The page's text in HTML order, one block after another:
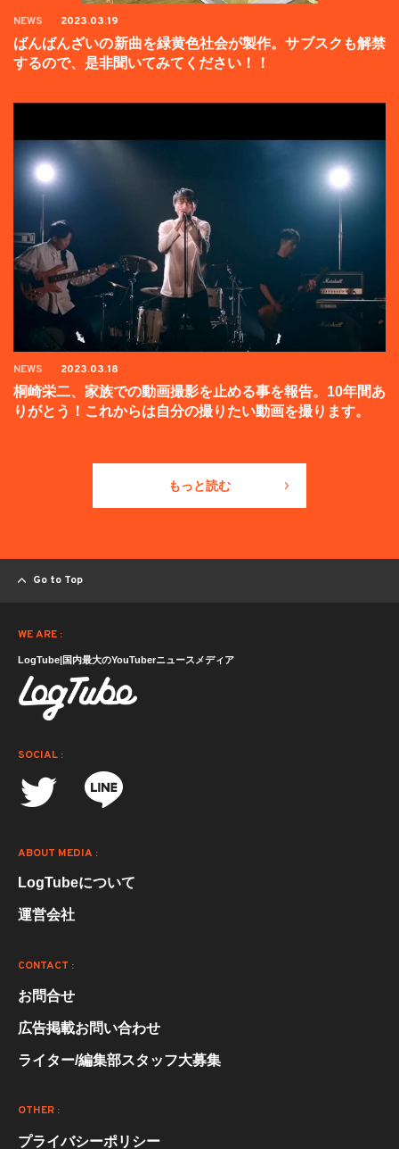
NEWS 2023.03.19
ばんばんざいの新曲を緑黄色社会が製作。サブスクも解禁
するので、是非聞いてみてください！！
NEWS 2023.03.18
桐崎栄二、家族での動画撮影を止める事を報告。10年間あ
りがとう！これからは自分の撮りたい動画を撮ります。
もっと読む
Go to Top
WE ARE :
LogTube|国内最大のYouTuberニュースメディア
SOCIAL :
ABOUT MEDIA :
LogTubeについて
運営会社
CONTACT :
お問合せ
広告掲載お問い合わせ
ライター/編集部スタッフ大募集
OTHER :
プライバシーポリシー